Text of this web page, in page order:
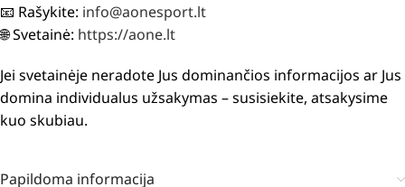
📧 Rašykite: info@aonesport.lt
🌐 Svetainė: https://aone.lt
Jei svetainėje neradote Jus dominančios informacijos ar Jus
domina individualus užsakymas – susisiekite, atsakysime
kuo skubiau.
Papildoma informacija